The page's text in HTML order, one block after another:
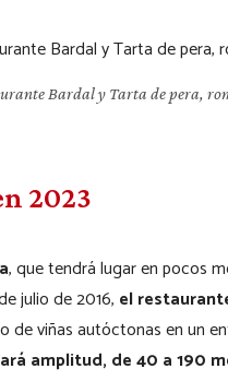
Bardal y Tarta de pera,
2023
, que tendrá lugar en pocos
julio de 2016, el
de viñas autóctonas en un
amplitud, de 40 a 190